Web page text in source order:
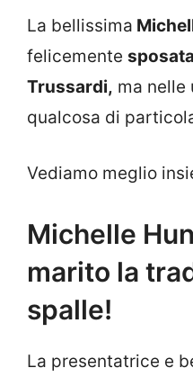
La bellissima
felicemente
Trussardi, ma nelle
qualcosa di
Vediamo meglio
Michelle
marito la
spalle!
La presentatrice e